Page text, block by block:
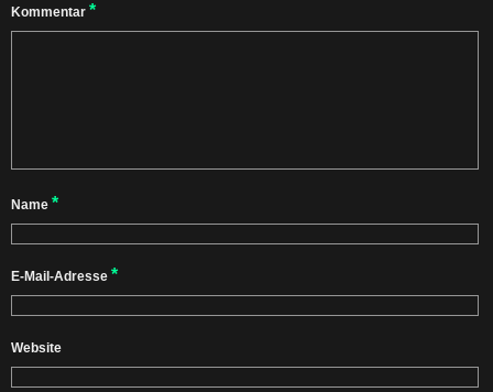
Kommentar *
Name *
E-Mail-Adresse *
Website